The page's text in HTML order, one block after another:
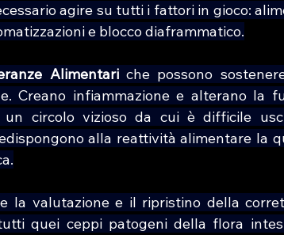
agire su tutti i fattori in gioco:
e blocco diaframmatico.
Alimentari che possono
Creano infiammazione e alterano la
un circolo vizioso da cui è difficile
alla reattività alimentare la
la valutazione e il ripristino della
quei ceppi patogeni della flora